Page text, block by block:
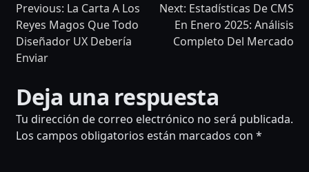
NAVEGACIÓN
DE
Previous: La Carta A Los
Reyes Magos Que Todo
Diseñador UX Debería
Enviar
Next: Estadísticas De CMS
En Enero 2025: Análisis
Completo Del Mercado
Deja una respuesta
Tu dirección de correo electrónico no será publicada.
Los campos obligatorios están marcados con *